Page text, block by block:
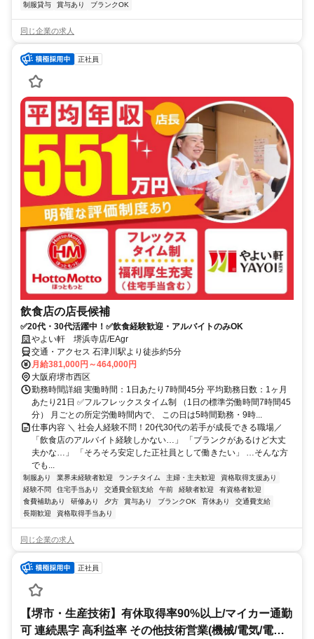
制服貸与
賞与あり ブランクOK
同じ企業の求人
正社員
飲食店の店長候補
✅20代・30代活躍中！✅飲食経験歓迎・アルバイトのみOK
やよい軒 堺浜寺店/EAgr
交通・アクセス 石津川駅より徒歩約5分
月給381,000円～464,000円
大阪府堺市西区
勤務時間詳細 実働時間：1日あたり7時間45分 平均勤務日数：1ヶ月
あたり21日 ✅フルフレックスタイム制 （1日の標準労働時間7時間45
分） 月ごとの所定労働時間内で、 この日は5時間勤務・9時...
仕事内容 ＼ 社会人経験不問！20代30代の若手が成長できる職場／
「飲食店のアルバイト経験しかない…」 「ブランクがあるけど大丈
夫かな…」 「そろそろ安定した正社員として働きたい」 …そんな方
でも...
制服あり 業界未経験者歓迎 ランチタイム 主婦・主夫歓迎
資格取得支援あり
経験不問
住宅手当あり 交通費全額支給 午前 経験者歓迎
有資格者歓迎
食費補助あり
研修あり 夕方 賞与あり ブランクOK 育休あり
交通費支給
長期歓迎
資格取得手当あり
同じ企業の求人
正社員
【堺市・生産技術】有休取得率90%以上/マイカー通勤
可 連続黒字 高利益率 その他技術営業(機械/電気/電子